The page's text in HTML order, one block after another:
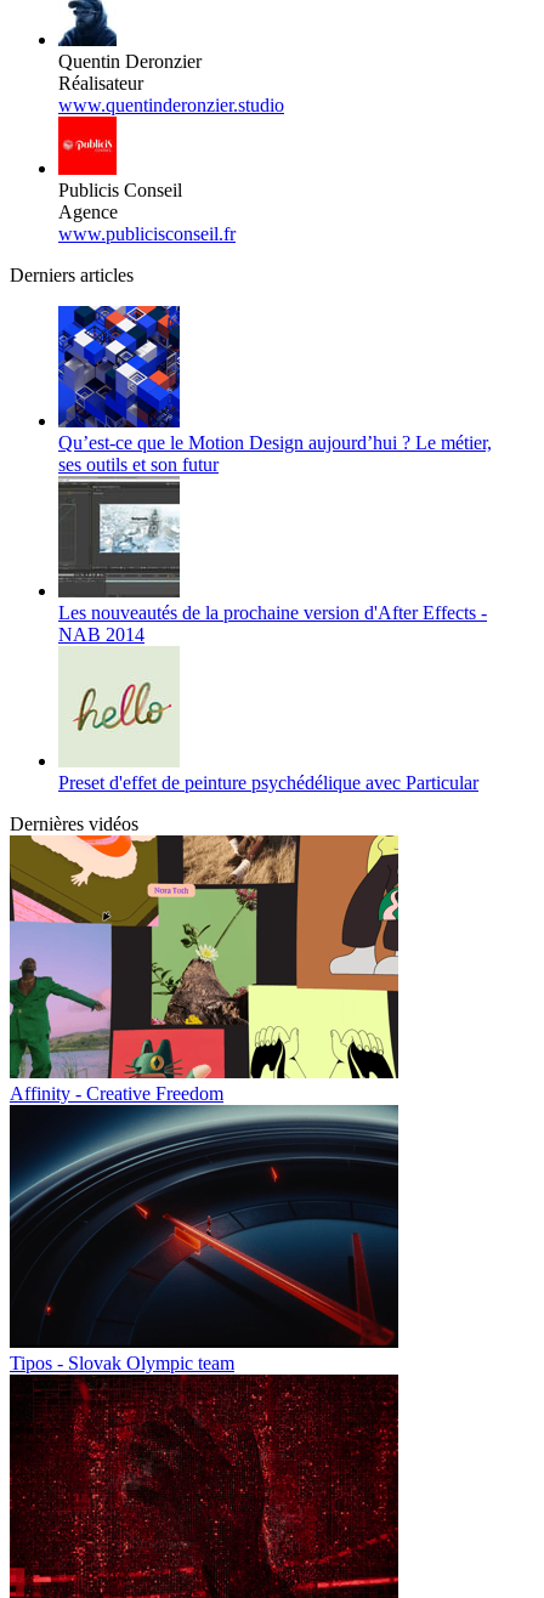
Quentin Deronzier
Réalisateur
www.quentinderonzier.studio
Publicis Conseil
Agence
www.publicisconseil.fr
Derniers articles
Qu’est-ce que le Motion Design aujourd’hui ? Le métier,
ses outils et son futur
Les nouveautés de la prochaine version d'After Effects -
NAB 2014
Preset d'effet de peinture psychédélique avec Particular
Dernières vidéos
Affinity - Creative Freedom
Tipos - Slovak Olympic team